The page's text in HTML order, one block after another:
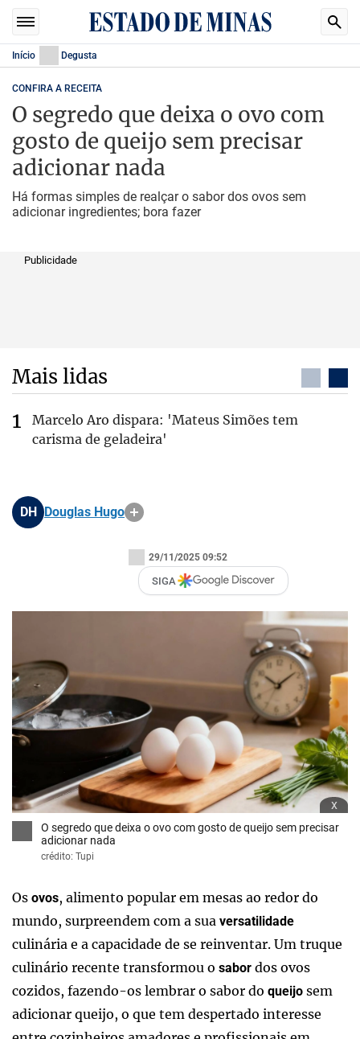
Início Degusta
CONFIRA A RECEITA
O segredo que deixa o ovo com
gosto de queijo sem precisar
adicionar nada
Há formas simples de realçar o sabor dos ovos sem
adicionar ingredientes; bora fazer
Publicidade
Mais lidas
Marcelo Aro dispara: 'Mateus Simões tem
carisma de geladeira'
DH Douglas Hugo
29/11/2025 09:52
SIGA
x
O segredo que deixa o ovo com gosto de queijo sem precisar
adicionar nada
crédito: Tupi
Os ovos, alimento popular em mesas ao redor do
mundo, surpreendem com a sua versatilidade
culinária e a capacidade de se reinventar. Um truque
culinário recente transformou o sabor dos ovos
cozidos, fazendo-os lembrar o sabor do queijo sem
adicionar queijo, o que tem despertado interesse